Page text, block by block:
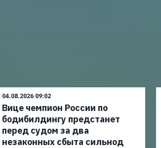
04.08.2026 09:02
Вице чемпион России по
бодибилдингу предстанет
перед судом за два
незаконных сбыта сильнод